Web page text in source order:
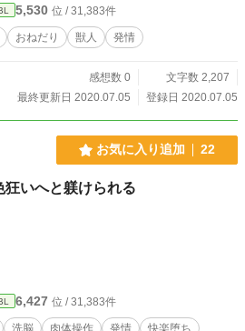
5,530 位 / 31,383件
おねだり 獣人 発情
感想数 0
文字数 2,207
最終更新日 2020.07.05
登録日 2020.07.05
お気に入り追加 22
いへと躾けられる
6,427 位 / 31,383件
洗脳 肉体操作 発情 快楽堕ち